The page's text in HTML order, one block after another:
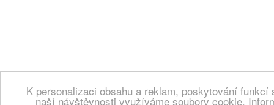
K personalizaci obsahu a reklam, poskytování
naší návštěvnosti využíváme soubory cookie.